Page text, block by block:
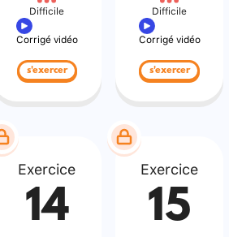
Difficile
Corrigé vidéo
s'exercer
Difficile
Corrigé vidéo
s'exercer
Exercice
14
Exercice
15